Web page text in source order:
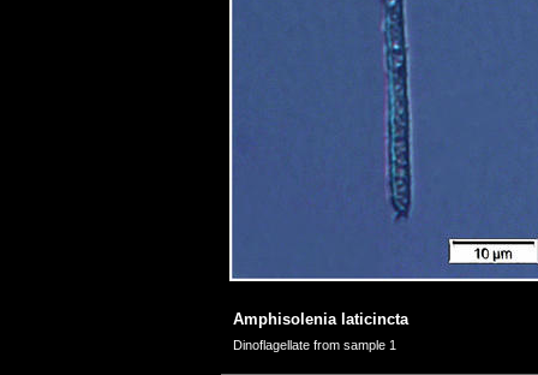
Amphisolenia laticincta
Dinoflagellate from sample 1